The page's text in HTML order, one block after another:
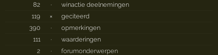
82
·
winactie deelnemingen
119
×
geciteerd
390
·
opmerkingen
111
·
waarderingen
2
·
forumonderwerpen